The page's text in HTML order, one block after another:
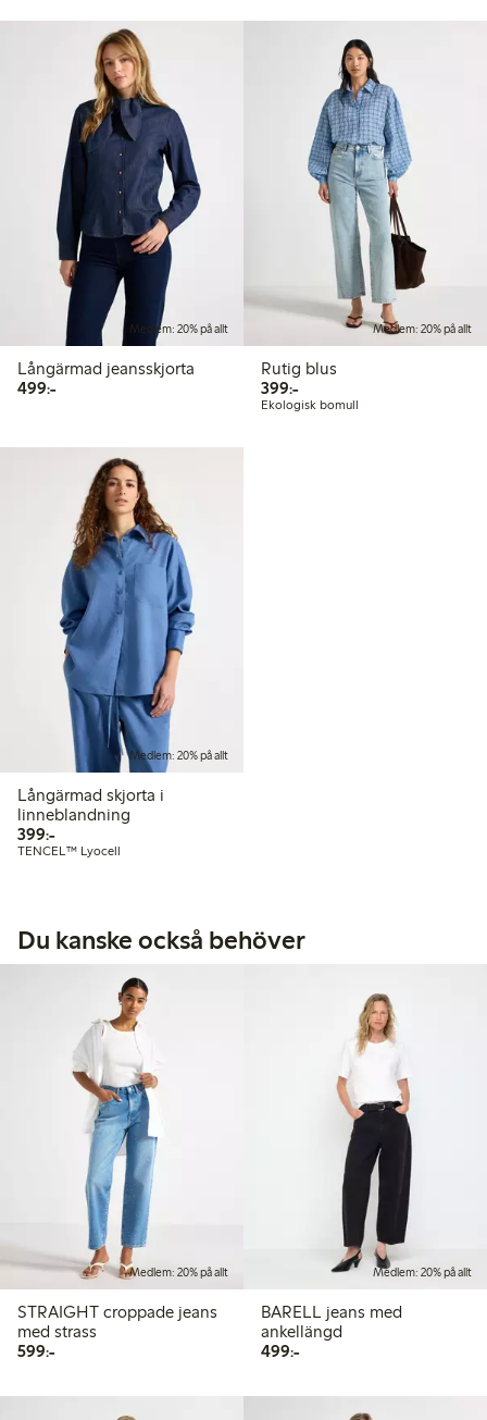
Medlem: 20% på allt
Långärmad jeansskjorta
499:-499,00 kr
Medlem: 20% på allt
Rutig blus
399:-399,00 kr
Ekologisk bomull
Medlem: 20% på allt
Långärmad skjorta i
linneblandning
399:-399,00 kr
TENCEL™ Lyocell
Du kanske också behöver
Medlem: 20% på allt
STRAIGHT croppade jeans
med strass
599:-599,00 kr
Medlem: 20% på allt
BARELL jeans med
ankellängd
499:-499,00 kr